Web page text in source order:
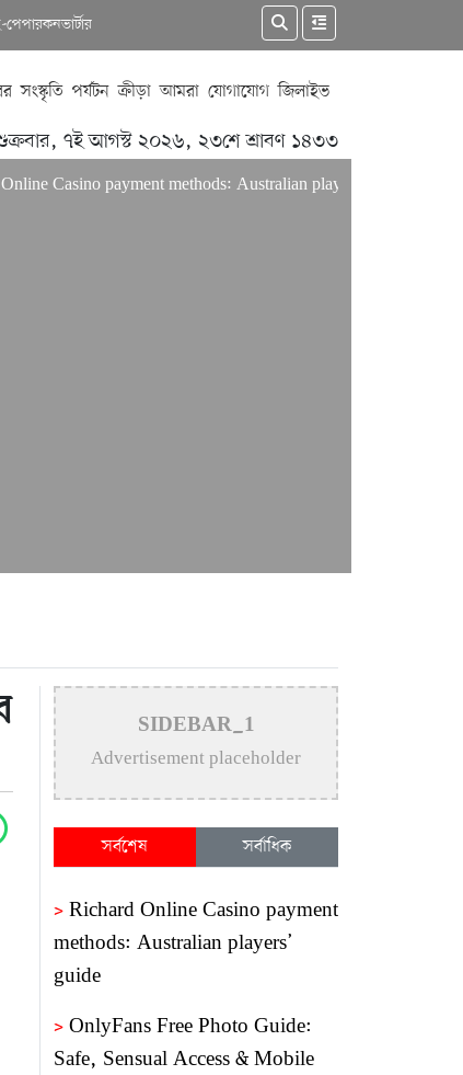
পেপারকনভার্টার
সংস্কৃতি পর্যটন ক্রীড়া আমরা যোগাযোগ জিলাইভ
৭ই আগস্ট ২০২৬, ২৩শে শ্রাবণ ১৪৩৩
Casino payment methods: Australian players’ guide
SIDEBAR_1
Advertisement placeholder
সর্বশেষ সর্বাধিক
> Richard Online Casino payment
methods: Australian players’
guide
> OnlyFans Free Photo Guide:
Safe, Sensual Access & Mobile